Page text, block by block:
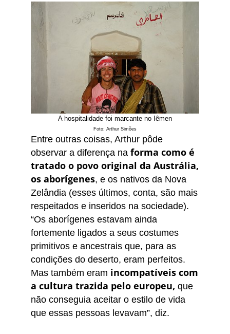
A hospitalidade foi marcante no Iêmen
Foto: Arthur Simões
Entre outras coisas, Arthur pôde
observar a diferença na forma como é
tratado o povo original da Austrália,
os aborígenes, e os nativos da Nova
Zelândia (esses últimos, conta, são mais
respeitados e inseridos na sociedade).
“Os aborígenes estavam ainda
fortemente ligados a seus costumes
primitivos e ancestrais que, para as
condições do deserto, eram perfeitos.
Mas também eram incompatíveis com
a cultura trazida pelo europeu, que
não conseguia aceitar o estilo de vida
que essas pessoas levavam”, diz.